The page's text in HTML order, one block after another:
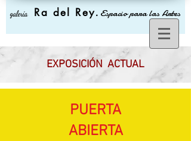
galería Ra del Rey. Espacio para las Artes
EXPOSICIÓN ACTUAL
PUERTA
ABIERTA